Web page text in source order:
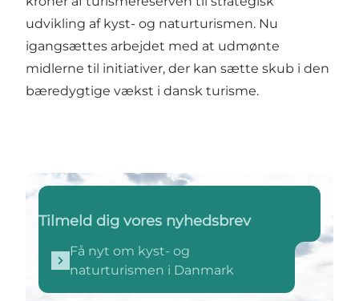
udvikling af kyst- og naturturismen. Nu
igangsættes arbejdet med at udmønte
midlerne til initiativer, der kan sætte skub i den
bæredygtige vækst i dansk turisme.
Få nyt om kyst- og naturturismen i Danmark
Tilmeld dig vores nyhedsbrev
Få nyt om kyst- og
naturturismen i Danmark